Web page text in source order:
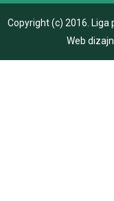
Copyright (c) 2016. Liga
Web dizajn